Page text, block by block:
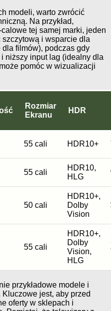
modeli, warto zwrócić
Na przykład,
tej samej marki, jeden
i wsparcie dla
filmów), podczas gdy
niższy input lag (idealny dla
pomóc w wizualizacji
Rozmiar
Ekranu
HDR
55 cali HDR10+
55 cali
HDR10,
HLG
50 cali
HDR10+,
Dolby
Vision
55 cali
HDR10+,
Dolby
Vision,
HLG
przykładowe modele i
jest, aby przed
oferty w sklepach i